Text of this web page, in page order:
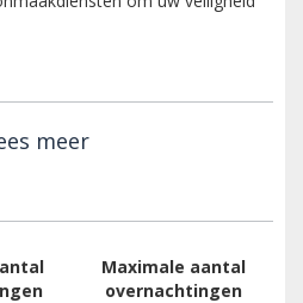
meer
Maximale aantal
overnachtingen